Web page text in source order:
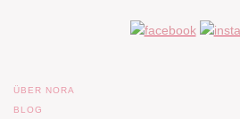
ÜBER NORA
BLOG